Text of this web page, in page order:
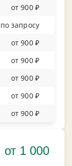
от 900 ₽
по запросу
от 900 ₽
от 900 ₽
от 900 ₽
от 900 ₽
от 900 ₽
от 1 000